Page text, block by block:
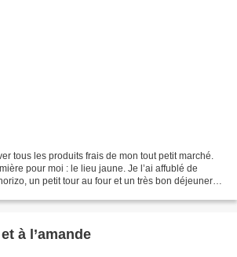
tous les produits frais de mon tout petit marché.
pour moi : le lieu jaune. Je l’ai affublé de
un petit tour au four et un très bon déjeuner
à l’amande